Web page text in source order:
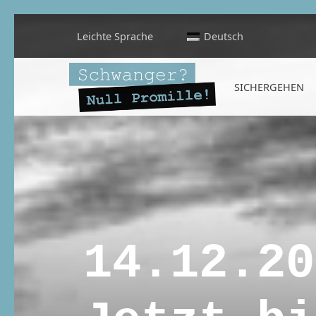
SICHERGEHEN
Leichte Sprache Deutsch